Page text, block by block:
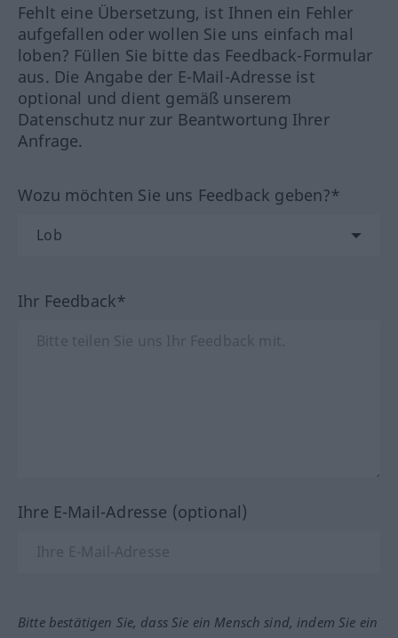
Fehlt eine Übersetzung, ist Ihnen ein Fehler
aufgefallen oder wollen Sie uns einfach mal
loben? Füllen Sie bitte das Feedback-Formular
aus. Die Angabe der E-Mail-Adresse ist
optional und dient gemäß unserem
Datenschutz nur zur Beantwortung Ihrer
Anfrage.
Wozu möchten Sie uns Feedback geben?*
Ihr Feedback*
Ihre E-Mail-Adresse (optional)
Bitte bestätigen Sie, dass Sie ein Mensch sind, indem Sie ein